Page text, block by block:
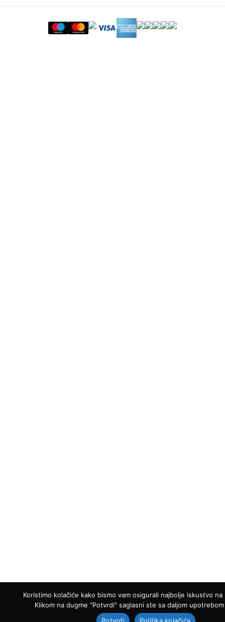
Koristimo kolačiće kako bismo vam osigurali najbolje iskustvo na
Klikom na dugme "Potvrdi" saglasni ste sa daljom
Potvrdi
Politika kolačića